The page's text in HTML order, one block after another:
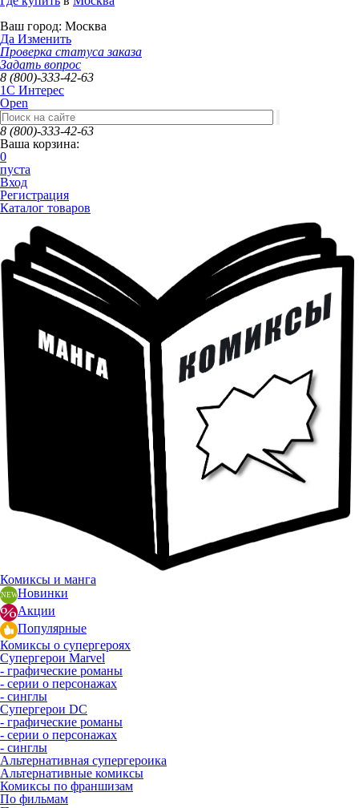
Ваш город: Москва
Да Изменить
Проверка статуса заказа
Задать вопрос
8 (800)-333-42-63
1C Интерес
Open
8 (800)-333-42-63
Ваша корзина:
0
пуста
Вход
Регистрация
Каталог товаров
Комиксы и манга
Новинки
Акции
Популярные
Комиксы о супергероях
Супергерои Marvel
- графические романы
- серии о персонажах
- синглы
Супергерои DC
- графические романы
- серии о персонажах
- синглы
Альтернативная супергероика
Альтернативные комиксы
Комиксы по франшизам
По фильмам